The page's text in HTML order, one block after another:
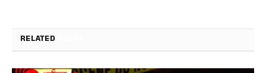
RELATED